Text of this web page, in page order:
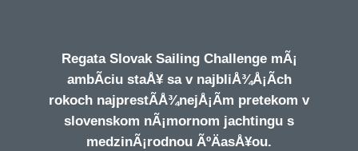
Regata Slovak Sailing Challenge mÃ¡
ambÃ­ciu staÅ¥ sa v najbliÅ¾Å¡Ã­ch
rokoch najprestÃ­Å¾nejÅ¡Ã­m pretekom v
slovenskom nÃ¡mornom jachtingu s
medzinÃ¡rodnou ÃºÄasÅ¥ou.